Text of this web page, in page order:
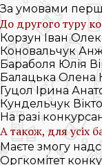
За умовами
До другого туру
Корзун Іван
Коновальчук
Бараболя Юлія
Балацька Олена
Гуцол Ірина
Кундельчук
На разі
А також, для усіх
Маєте змогу
Оргкомітет